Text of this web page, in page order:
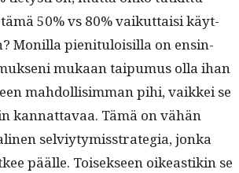
50% vs 80% vaikut­taisi käyt­
Monil­la pien­i­t­u­loisil­la on ensin­
mukaan taipumus olla ihan
mah­dol­lisim­man pihi, vaikkei se
kan­nat­tavaa. Tämä on vähän
selviy­tymis­strate­gia, jon­ka
päälle. Toisek­seen oikeastikin se